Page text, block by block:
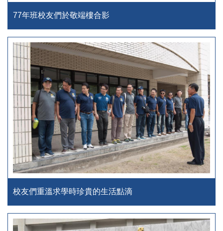
77年班校友們於敬端樓合影
校友們重溫求學時珍貴的生活點滴